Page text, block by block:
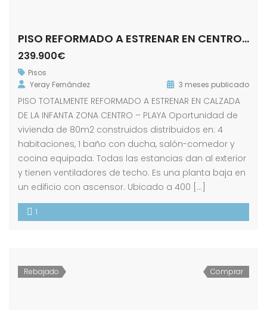
PISO REFORMADO A ESTRENAR EN CENTRO/PLAYA
239.900€
Pisos
Yeray Fernández
3 meses publicado
PISO TOTALMENTE REFORMADO A ESTRENAR EN CALZADA
DE LA INFANTA ZONA CENTRO – PLAYA Oportunidad de
vivienda de 80m2 construidos distribuidos en: 4
habitaciones, 1 baño con ducha, salón-comedor y
cocina equipada. Todas las estancias dan al exterior
y tienen ventiladores de techo. Es una planta baja en
un edificio con ascensor. Ubicado a 400 […]
1
Rebajado Comprar